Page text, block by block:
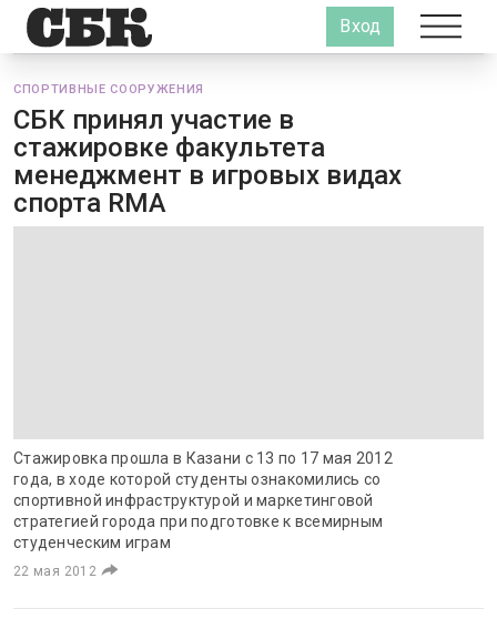
Вход
СПОРТИВНЫЕ СООРУЖЕНИЯ
СБК принял участие в
стажировке факультета
менеджмент в игровых видах
спорта RMA
Стажировка прошла в Казани с 13 по 17 мая 2012
года, в ходе которой студенты ознакомились со
спортивной инфраструктурой и маркетинговой
стратегией города при подготовке к всемирным
студенческим играм
22 мая 2012